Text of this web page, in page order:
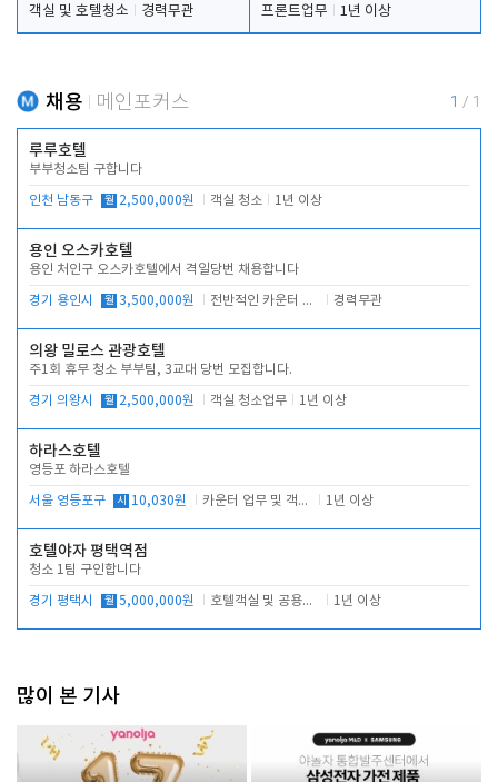
객실 및 호텔청소
경력무관
프론트업무
1년 이상
채용 메인포커스 1 / 1
루루호텔
부부청소팀 구합니다
인천 남동구 월 2,500,000원 객실 청소 1년 이상
용인 오스카호텔
용인 처인구 오스카호텔에서 격일당번 채용합니다
경기 용인시 월 3,500,000원 전반적인 카운터 업무 경력무관
의왕 밀로스 관광호텔
주1회 휴무 청소 부부팀, 3교대 당번 모집합니다.
경기 의왕시 월 2,500,000원 객실 청소업무 1년 이상
하라스호텔
영등포 하라스호텔
서울 영등포구 시 10,030원 카운터 업무 및 객실관리(청소상태 확인, 객실판매) 1년 이상
호텔야자 평택역점
청소 1팀 구인합니다
경기 평택시 월 5,000,000원 호텔객실 및 공용시설 청소 관리 1년 이상
많이 본 기사